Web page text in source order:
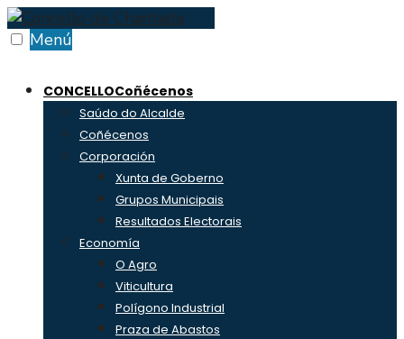
Skip
to Menú
CONCELLOCoñécenos
Saúdo do Alcalde
Coñécenos
Corporación
Xunta de Goberno
Grupos Municipais
Resultados Electorais
Economía
O Agro
Viticultura
Polígono Industrial
Praza de Abastos